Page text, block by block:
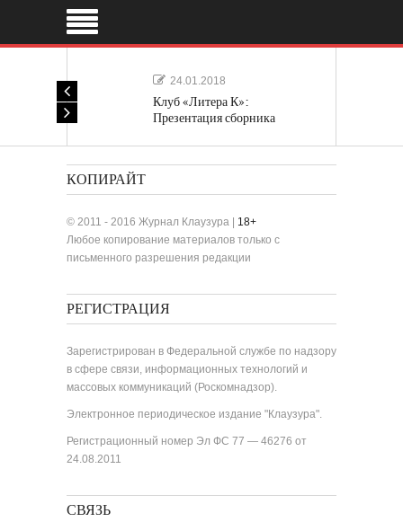
24.01.2018
Клуб «Литера К»:
Презентация сборника
КОПИРАЙТ
© 2011 - 2016 Журнал Клаузура | 18+
Любое копирование материалов только с
письменного разрешения редакции
РЕГИСТРАЦИЯ
Зарегистрирован в Федеральной службе по надзору
в сфере связи, информационных технологий и
массовых коммуникаций (Роскомнадзор).
Электронное периодическое издание "Клаузура".
Регистрационный номер Эл ФС 77 — 46276 от
24.08.2011
СВЯЗЬ